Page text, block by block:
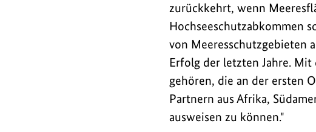
wird
weltweit
die
Einrichtung
von
Meeresschutzgebieten
auf
hoher
zurückkehrt, wenn
Hochseeschutzabkommen
von Meeresschutzgebieten
Erfolg der letzten Jahre.
gehören, die an der ersten
Partnern aus Afrika,
ausweisen zu können."